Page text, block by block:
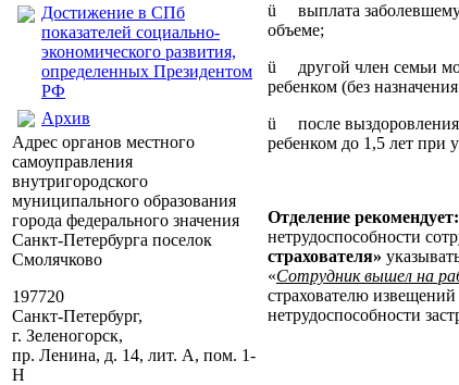
Достижение в СПб
показателей социально-
экономического развития,
определенных Президентом
РФ
Архив
Адрес органов местного
самоуправления
внутригородского
муниципального образования
города федерального значения
Санкт-Петербурга поселок
Смолячково
197720
Санкт-Петербург,
г. Зеленогорск,
пр. Ленина, д. 14, лит. А, пом. 1-
Н
ü выплата заболевшему
объеме;
ü другой член семьи
ребенком (без
ü после выздоровления
ребенком до 1,5 лет при
Отделение рекомендует:
нетрудоспособности
страхователя»
«Сотрудник вышел на
страхователю
нетрудоспособности